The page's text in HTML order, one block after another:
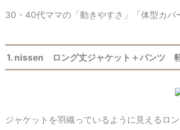
30・40代ママの「動きやすさ」「体型カバ
1. nissen ロング丈ジャケット＋パンツ
ジャケットを羽織っているように見えるロ